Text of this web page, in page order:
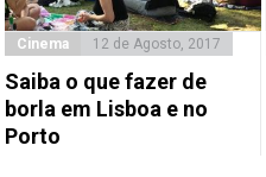
Cinema 12 de Agosto, 2017
Saiba o que fazer de
borla em Lisboa e no
Porto